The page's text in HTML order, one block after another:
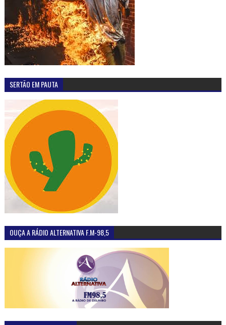
SERTÃO EM PAUTA
OUÇA A RÁDIO ALTERNATIVA F.M-98,5